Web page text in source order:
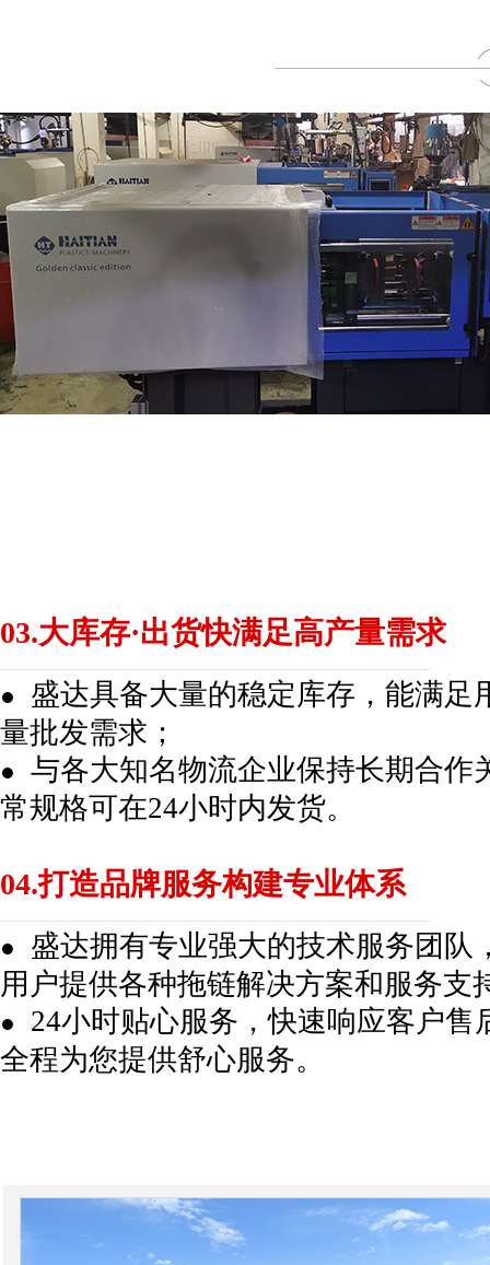
03.大库存·出货快满足高产量需求
●
盛达具备大量的稳定库存，能满足
量批发需求；
●
与各大知名物流企业保持长期合作
常规格可在24小时内发货。
04.打造品牌服务构建专业体系
●
盛达拥有专业强大的技术服务团队
用户提供各种拖链解决方案和服务支
●
24小时贴心服务，快速响应客户售
全程为您提供舒心服务。